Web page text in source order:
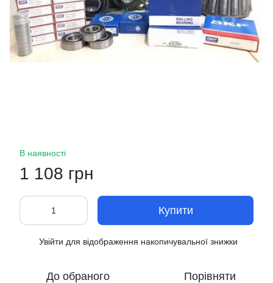
В наявності
1 108 грн
Купити
Увійти для відображення накопичувальної знижки
До обраного Порівняти